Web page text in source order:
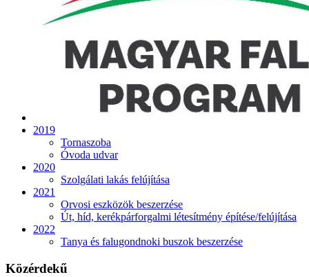
2019
Tornaszoba
Óvoda udvar
2020
Szolgálati lakás felújítása
2021
Orvosi eszközök beszerzése
Út, híd, kerékpárforgalmi létesítmény építése/felújítása
2022
Tanya és falugondnoki buszok beszerzése
Közérdekű